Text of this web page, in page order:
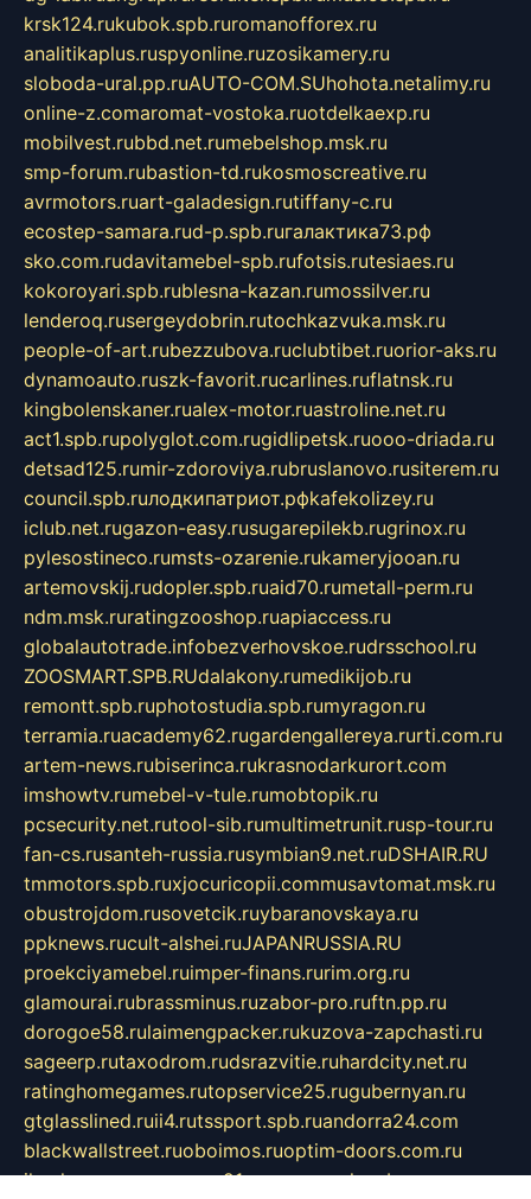
krsk124.rukubok.spb.ruromanofforex.ru
analitikaplus.ruspyonline.ruzosikamery.ru
sloboda-ural.pp.ruAUTO-COM.SUhohota.netalimy.ru
online-z.comaromat-vostoka.ruotdelkaexp.ru
mobilvest.rubbd.net.rumebelshop.msk.ru
smp-forum.rubastion-td.rukosmoscreative.ru
avrmotors.ruart-galadesign.rutiffany-c.ru
ecostep-samara.rud-p.spb.ruгалактика73.рф
sko.com.rudavitamebel-spb.rufotsis.rutesiaes.ru
kokoroyari.spb.rublesna-kazan.rumossilver.ru
lenderoq.rusergeydobrin.rutochkazvuka.msk.ru
people-of-art.rubezzubova.ruclubtibet.ruorior-aks.ru
dynamoauto.ruszk-favorit.rucarlines.ruflatnsk.ru
kingbolenskaner.rualex-motor.ruastroline.net.ru
act1.spb.rupolyglot.com.rugidlipetsk.ruooo-driada.ru
detsad125.rumir-zdoroviya.rubruslanovo.rusiterem.ru
council.spb.ruлодкипатриот.рфkafekolizey.ru
iclub.net.rugazon-easy.rusugarepilekb.rugrinox.ru
pylesostineco.rumsts-ozarenie.rukameryjooan.ru
artemovskij.rudopler.spb.ruaid70.rumetall-perm.ru
ndm.msk.ruratingzooshop.ruapiaccess.ru
globalautotrade.infobezverhovskoe.rudrsschool.ru
ZOOSMART.SPB.RUdalakony.rumedikijob.ru
remontt.spb.ruphotostudia.spb.rumyragon.ru
terramia.ruacademy62.rugardengallereya.rurti.com.ru
artem-news.rubiserinca.rukrasnodarkurort.com
imshowtv.rumebel-v-tule.rumobtopik.ru
pcsecurity.net.rutool-sib.rumultimetrunit.rusp-tour.ru
fan-cs.rusanteh-russia.rusymbian9.net.ruDSHAIR.RU
tmmotors.spb.ruxjocuricopii.commusavtomat.msk.ru
obustrojdom.rusovetcik.ruybaranovskaya.ru
ppknews.rucult-alshei.ruJAPANRUSSIA.RU
proekciyamebel.ruimper-finans.rurim.org.ru
glamourai.rubrassminus.ruzabor-pro.ruftn.pp.ru
dorogoe58.rulaimengpacker.rukuzova-zapchasti.ru
sageerp.rutaxodrom.rudsrazvitie.ruhardcity.net.ru
ratinghomegames.rutopservice25.rugubernyan.ru
gtglasslined.ruii4.rutssport.spb.ruandorra24.com
blackwallstreet.ruoboimos.ruoptim-doors.com.ru
ikuch.runycr.org.runpa21.ruvremya-ch.spb.ru